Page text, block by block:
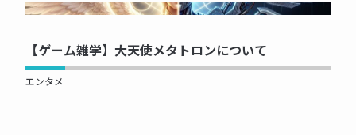
NOW PRINTING...
【ゲーム雑学】大天使メタトロンについて
エンタメ